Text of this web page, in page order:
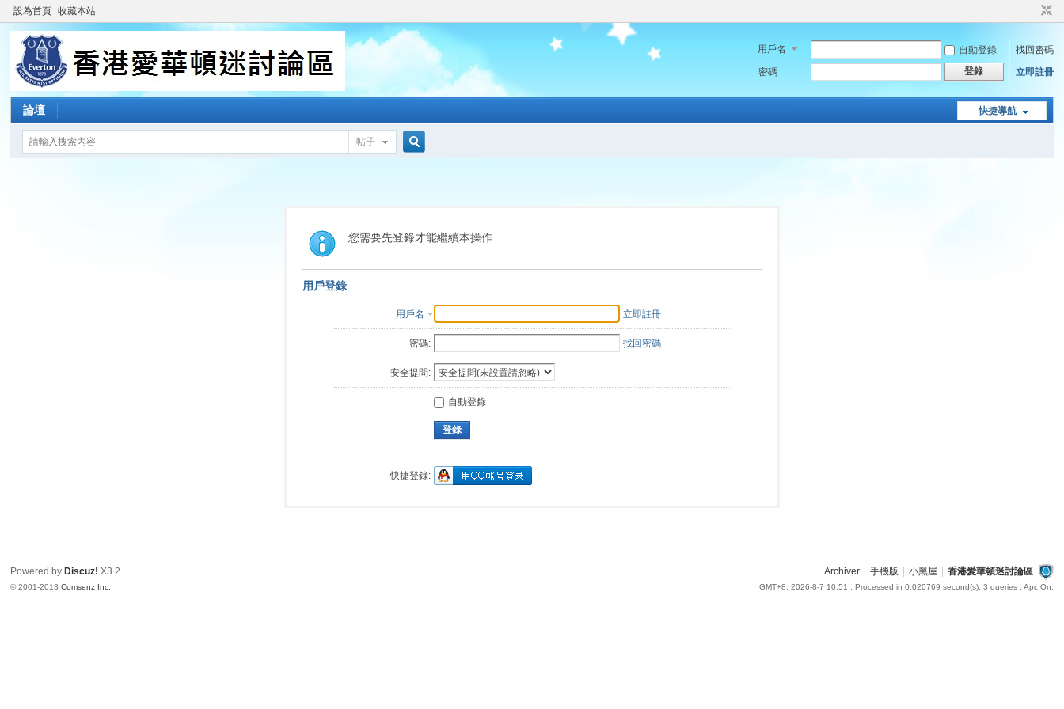
設為首頁 收藏本站
用戶名 自動登錄
找回密碼
密碼
登錄 立即註冊
快捷導航
論壇
帖子
索
您需要先登錄才能繼續本操作
用戶登錄
用戶名 立即註冊
密碼: 找回密碼
安全提問:
自動登錄
登錄
快捷登錄:
Archiver 手機版 小黑屋 香港愛華頓迷討論區
GMT+8, 2026-8-7 10:51 , Processed in 0.020769 second(s), 3 queries , Apc On.
Powered by Discuz! X3.2
© 2001-2013Comsenz Inc.